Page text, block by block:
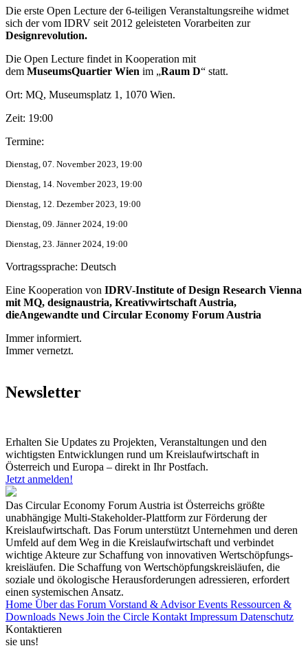
Die erste Open Lecture der 6-teiligen Veranstaltungsreihe widmet
sich der vom IDRV seit 2012 geleisteten Vorarbeiten zur
Designrevolution.
Die Open Lecture findet in Kooperation mit
dem MuseumsQuartier Wien im „Raum D“ statt.
Ort: MQ, Museumsplatz 1, 1070 Wien.
Zeit: 19:00
Termine:
Dienstag, 07. November 2023, 19:00
Dienstag, 14. November 2023, 19:00
Dienstag, 12. Dezember 2023, 19:00
Dienstag, 09. Jänner 2024, 19:00
Dienstag, 23. Jänner 2024, 19:00
Vortragssprache: Deutsch
Eine Kooperation von IDRV-Institute of Design Research Vienna
mit MQ, designaustria, Kreativwirtschaft Austria,
dieAngewandte und Circular Economy Forum Austria
Immer informiert.
Immer vernetzt.
Newsletter
Erhalten Sie Updates zu Projekten, Veranstaltungen und den
wichtigsten Entwicklungen rund um Kreislaufwirtschaft in
Österreich und Europa – direkt in Ihr Postfach.
Jetzt anmelden!
Das Circular Economy Forum Austria ist Österreichs größte
unabhängige Multi-Stakeholder-Plattform zur Förderung der
Kreislaufwirtschaft. Das Forum unterstützt Unternehmen und deren
Umfeld auf dem Weg in die Kreislaufwirtschaft und verbindet
wichtige Akteure zur Schaffung von innovativen Wertschöpfungs-
kreisläufen. Die Schaffung von Wertschöpfungskreisläufen, die
soziale und ökologische Herausforderungen adressieren, erfordert
einen systemischen Ansatz.
Home Über das Forum Vorstand & AdvisorEvents Ressourcen &
Downloads News Join the Circle Kontakt Impressum Datenschutz
Kontaktieren
sie uns!